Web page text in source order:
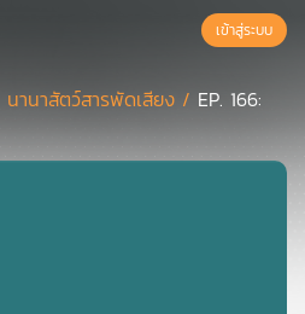
เข้าสู่ระบบ
นานาสัตว์สารพัดเสียง / EP. 166: